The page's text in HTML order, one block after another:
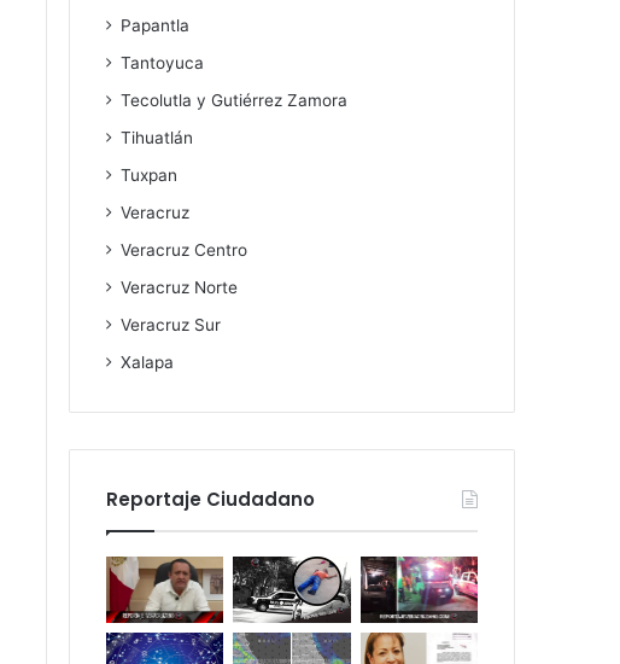
Papantla
Tantoyuca
Tecolutla y Gutiérrez Zamora
Tihuatlán
Tuxpan
Veracruz
Veracruz Centro
Veracruz Norte
Veracruz Sur
Xalapa
Reportaje Ciudadano